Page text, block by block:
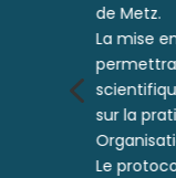
de Metz.
La mise
sur la
Le
4